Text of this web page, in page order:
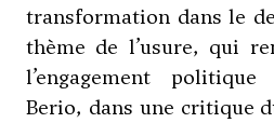
transformation dans le
thème de l’usure, qui
l’engagement
Berio, dans une critique